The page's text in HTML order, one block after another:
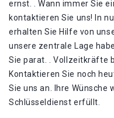
ernst. . Wann immer Sie
kontaktieren Sie uns! In
erhalten Sie Hilfe von
unsere zentrale Lage
Sie parat. . Vollzeitkräfte
Kontaktieren Sie noch
Sie uns an. Ihre Wünsche
Schlüsseldienst erfüllt.